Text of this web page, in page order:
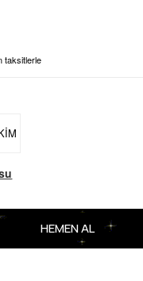
taksitlerle